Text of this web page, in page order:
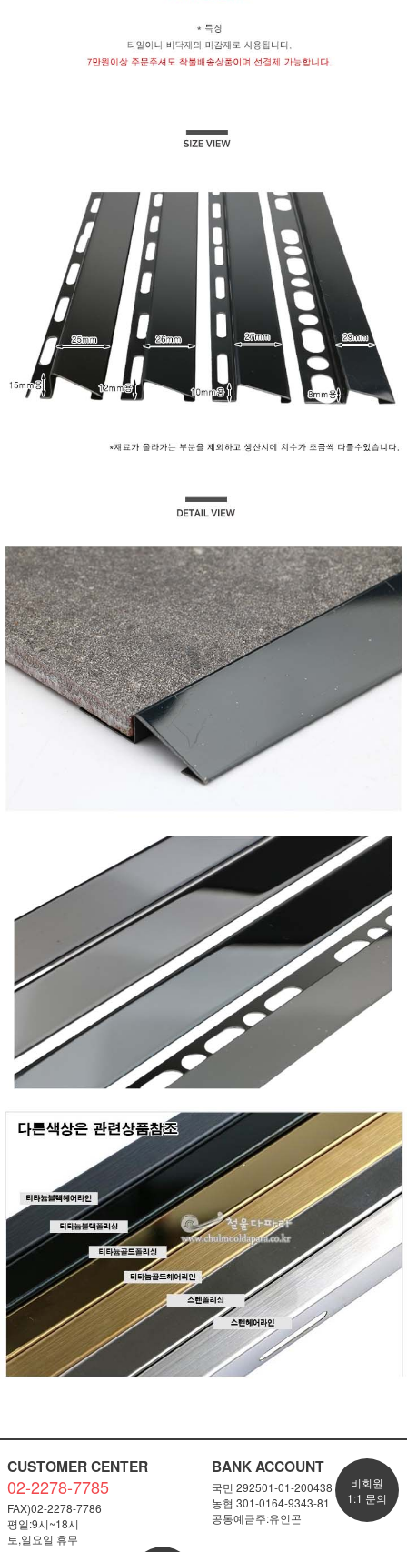
CUSTOMER CENTER
02-2278-7785
FAX)02-2278-7786
평일:9시~18시
토,일요일 휴무
BANK ACCOUNT
국민 292501-01-200438
농협 301-0164-9343-81
공통예금주:유인곤
비회원
1:1 문의